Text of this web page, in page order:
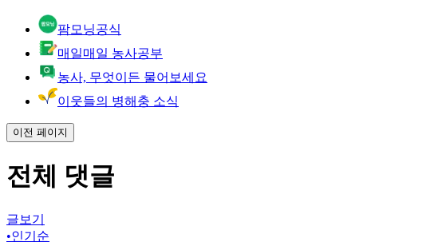
팜모닝공식
매일매일 농사공부
농사, 무엇이든 물어보세요
이웃들의 병해충 소식
이전 페이지
전체 댓글
글보기
•인기순